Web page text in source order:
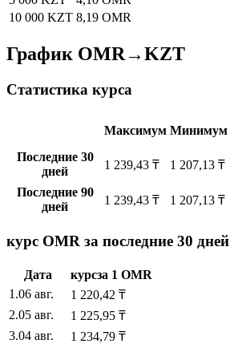
10 000 KZT 8,19 OMR
График OMR→KZT
Статистика курса
Максимум Минимум
Последние 30
дней
1 239,43 ₸ 1 207,13 ₸
Последние 90
дней
1 239,43 ₸ 1 207,13 ₸
курс OMR за последние 30 дней
Дата курсза 1 OMR
1 .06 авг. 1 220,42 ₸
2.05 авг. 1 225,95 ₸
3.04 авг. 1 234,79 ₸